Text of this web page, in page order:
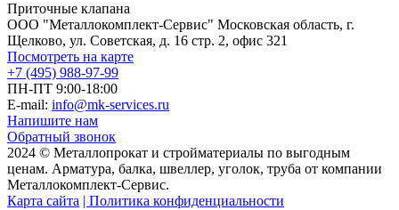
Приточные клапана
ООО "Металлокомплект-Сервис" Московская область, г.
Щелково, ул. Советская, д. 16 стр. 2, офис 321
Посмотреть на карте
+7 (495) 988-97-99
ПН-ПТ 9:00-18:00
E-mail: info@mk-services.ru
Напишите нам
Обратный звонок
2024 © Металлопрокат и стройматериалы по выгодным
ценам. Арматура, балка, швеллер, уголок, труба от компании
Металлокомплект-Сервис.
Карта сайта | Политика конфиденциальности